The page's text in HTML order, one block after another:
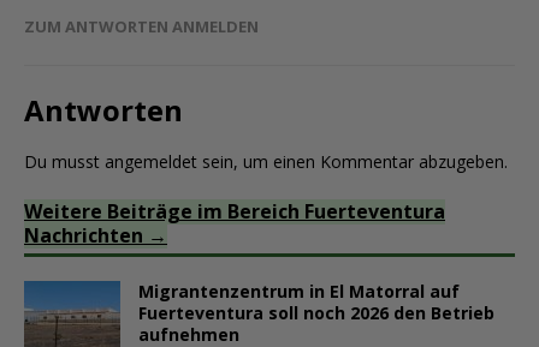
ZUM ANTWORTEN ANMELDEN
Antworten
Du musst angemeldet sein, um einen Kommentar abzugeben.
Weitere Beiträge im Bereich Fuerteventura
Nachrichten
Migrantenzentrum in El Matorral auf
Fuerteventura soll noch 2026 den Betrieb
aufnehmen